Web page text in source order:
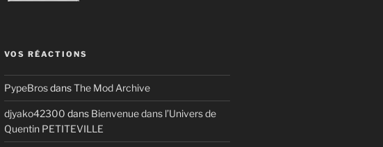
VOS RÉACTIONS
PypeBrosdansThe Mod Archive
djyako42300 dans Bienvenue dans l’Univers de
Quentin PETITEVILLE